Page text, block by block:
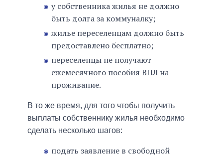
у собственника жилья не должно
быть долга за коммуналку;
жилье переселенцам должно быть
предоставлено бесплатно;
переселенцы не получают
ежемесячного пособия ВПЛ на
проживание.
В то же время, для того чтобы получить
выплаты собственнику жилья необходимо
сделать несколько шагов:
подать заявление в свободной